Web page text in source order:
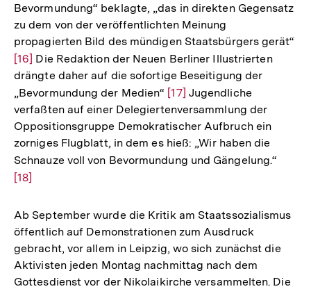
Bevormundung“ beklagte, „das in direkten Gegensatz
zu dem von der veröffentlichten Meinung
propagierten Bild des mündigen Staatsbürgers gerät“
Zur
Auflösung
der
Fußnote
[16] Die Redaktion der Neuen Berliner Illustrierten
drängte daher auf die sofortige Beseitigung der
„Bevormundung der Medien“ Zur
Auflösung
der
Fußnote
[17] Jugendliche
verfaßten auf einer Delegiertenversammlung der
Oppositionsgruppe Demokratischer Aufbruch ein
zorniges Flugblatt, in dem es hieß: „Wir haben die
Schnauze voll von Bevormundung und Gängelung.“
[18]
Ab September wurde die Kritik am Staatssozialismus
öffentlich auf Demonstrationen zum Ausdruck
gebracht, vor allem in Leipzig, wo sich zunächst die
Aktivisten jeden Montag nachmittag nach dem
Gottesdienst vor der Nikolaikirche versammelten. Die